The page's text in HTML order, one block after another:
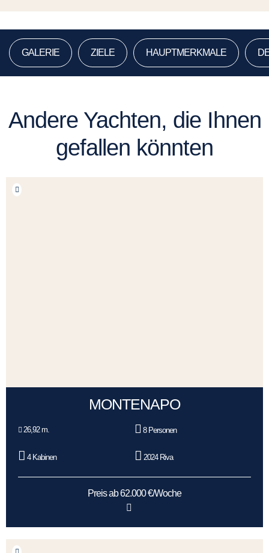
GALERIE ZIELE HAUPTMERKMALE
Andere Yachten, die Ihnen
gefallen könnten
MONTENAPO
26,92 m. 8 Personen
4 Kabinen 2024 Riva
Preis ab 62.000 €/Woche